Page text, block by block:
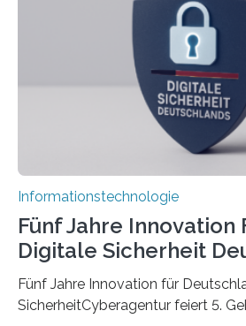
kognitiven Robotern beschäftigen
die mittels Sensoren ihre
Informationen verarbeiten und
Informationstechnologie
Fünf Jahre Innovation
Digitale Sicherheit
Fünf Jahre Innovation für
SicherheitCyberagentur feiert 5.